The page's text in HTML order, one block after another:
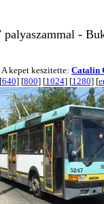
-
A kepet keszitette: Catalin
[640] [800] [1024] [1280] [